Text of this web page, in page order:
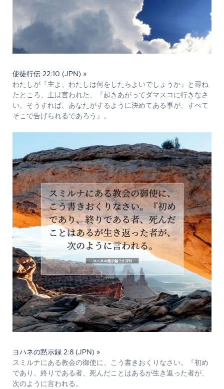
使徒行伝 22:10 (JPN) »
わたしが『主よ、わたしは何をしたらよいでしょうか』と尋ね
たところ、主は言われた、『起きあがってダマスコに行きなさ
い。そうすれば、あなたがするように決めてある事が、すべて
そこで告げられるであろう』。
ヨハネの黙示録 2:8 (JPN) »
スミルナにある教会の御使に、こう書きおくりなさい。『初め
であり、終りである者、死んだことはあるが生き返った者が、
次のように言われる。